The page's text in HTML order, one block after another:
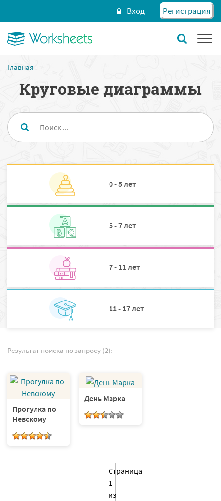
Вход Регистрация
Главная
Круговые диаграммы
0 - 5 лет
5 - 7 лет
7 - 11 лет
11 - 17 лет
Результат поиска по запросу (2):
Прогулка по
Невскому
День Марка
Страница
1
из